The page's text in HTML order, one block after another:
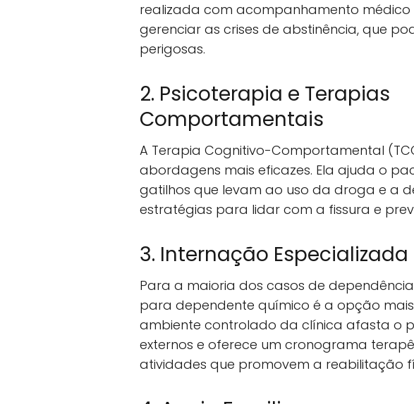
realizada com acompanhamento médico
gerenciar as crises de abstinência, que
perigosas.
2. Psicoterapia e Terapias
Comportamentais
A Terapia Cognitivo-Comportamental
abordagens mais eficazes. Ela ajuda o
gatilhos que levam ao uso da droga e a
estratégias para lidar com a fissura e
3. Internação Especializada
Para a maioria dos casos de
para dependente químico é a opção mais
ambiente controlado da clínica afasta o
externos e oferece um cronograma
atividades que promovem a reabilitação